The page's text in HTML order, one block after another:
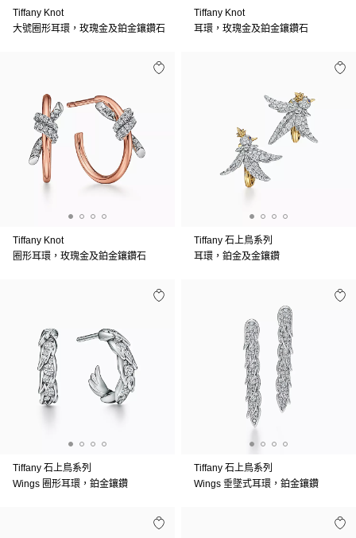
Tiffany Knot
大號圈形耳環，玫瑰金及鉑金鑲鑽石
Tiffany Knot
耳環，玫瑰金及鉑金鑲鑽石
Tiffany Knot
圈形耳環，玫瑰金及鉑金鑲鑽石
Tiffany 石上鳥系列
耳環，鉑金及金鑲鑽
Tiffany 石上鳥系列
Wings 圈形耳環，鉑金鑲鑽
Tiffany 石上鳥系列
Wings 垂墜式耳環，鉑金鑲鑽